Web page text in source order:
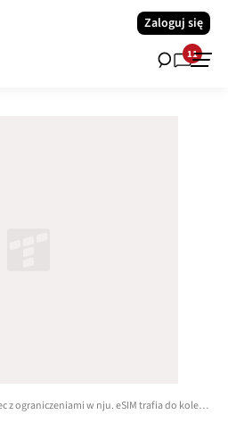
Zaloguj się
11
Koniec z ograniczeniami w nju. eSIM trafia do kolejnych ofert